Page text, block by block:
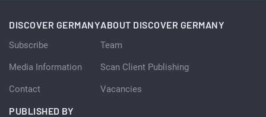
DISCOVER GERMANY
Subscribe
Media Information
Contact
ABOUT DISCOVER GERMANY
Team
Scan Client Publishing
Vacancies
PUBLISHED BY